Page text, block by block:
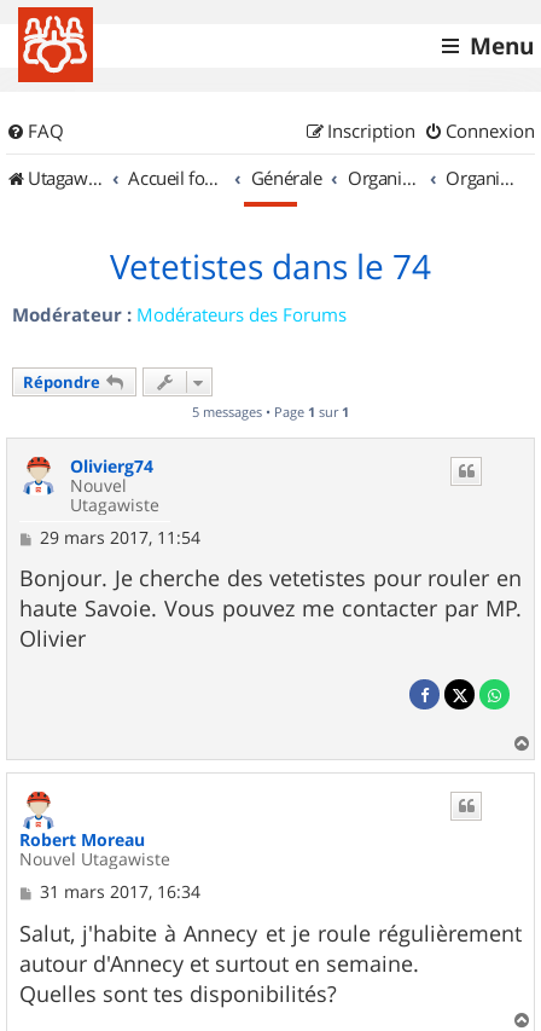
Menu
FAQ Connexion
Inscription
UtagawaVTT (Randos VTT et VTTAE avec traces GPS)
Accueil forum Générale Organisation de sorties & Recherche de partenaires Organisation de sorties en région Rhône Alpes
Vetetistes dans le 74
Modérateur : Modérateurs des Forums
Répondre
5 messages • Page 1 sur 1
Olivierg74
Nouvel
Utagawiste
M
s
s
a
g
e
29 mars 2017, 11:54
Bonjour. Je cherche des vetetistes pour rouler en
haute Savoie. Vous pouvez me contacter par MP.
Olivier
a
Robert Moreau
Nouvel Utagawiste
M
s
s
a
g
e
31 mars 2017, 16:34
Salut, j'habite à Annecy et je roule régulièrement
autour d'Annecy et surtout en semaine.
Quelles sont tes disponibilités?